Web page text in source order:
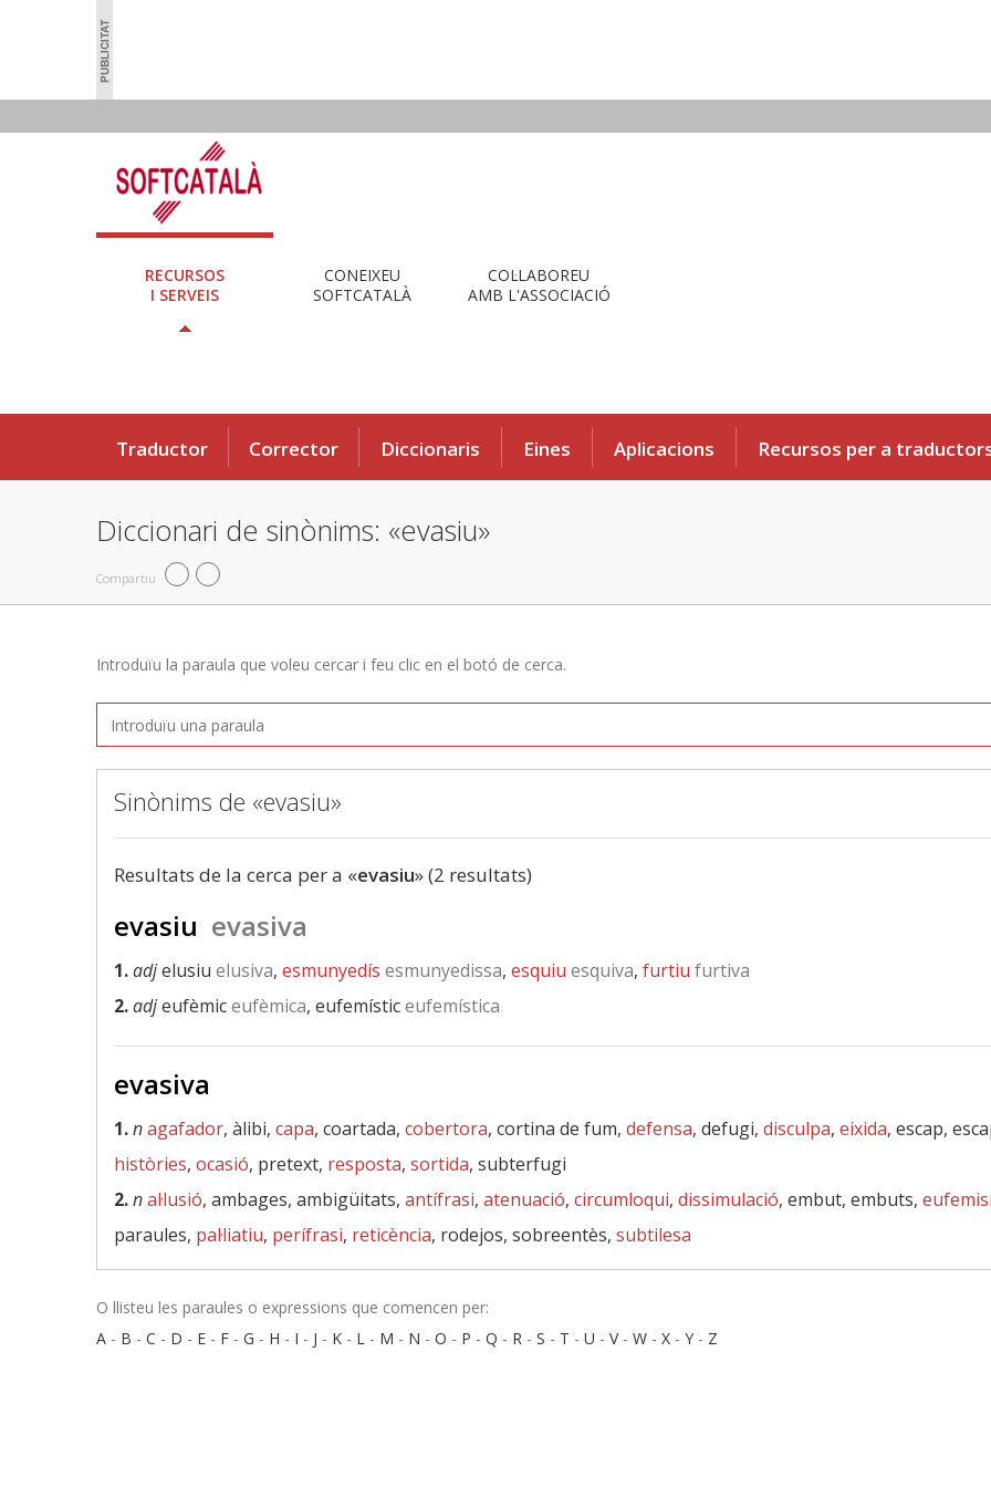
RECURSOS
I SERVEIS
CONEIXEU
SOFTCATALÀ
COL·LABOREU
AMB L'ASSOCIACIÓ
Traductor Corrector Diccionaris Eines Aplicacions Recursos per a
Diccionari de sinònims: «evasiu»
Compartiu
Introduïu la paraula que voleu cercar i feu clic en el botó de cerca.
Sinònims de «evasiu»
Resultats de la cerca per a «evasiu» (2 resultats)
evasiu evasiva
1.adjelusiu elusiva, esmunyedís esmunyedissa, esquiu esquiva, furtiu furtiva
2.adjeufèmiceufèmica, eufemísticeufemística
evasiva
1.nagafador, àlibi, capa, coartada, cobertora, cortina de fum, defensa, defugi, disculpa, eixida, escap,
històries, ocasió, pretext, resposta, sortida, subterfugi
2.nal·lusió, ambages, ambigüitats, antífrasi, atenuació, circumloqui, dissimulació, embut, embuts,
paraules, pal·liatiu, perífrasi, reticència, rodejos, sobreentès, subtilesa
O llisteu les paraules o expressions que comencen per:
A - B - C - D - E - F - G - H - I - J - K - L - M - N - O - P - Q - R - S - T - U - V- W - X - Y - Z